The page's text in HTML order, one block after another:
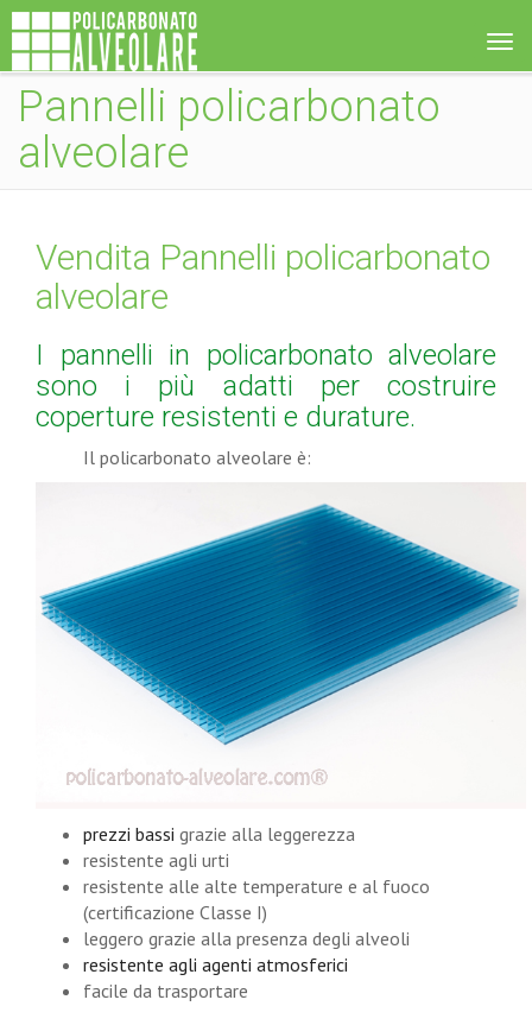
Pannelli policarbonato
alveolare
Vendita Pannelli policarbonato
alveolare
I pannelli in policarbonato alveolare
sono i più adatti per costruire
coperture resistenti e durature.
Il policarbonato alveolare è:
prezzi bassi grazie alla leggerezza
resistente agli urti
resistente alle alte temperature e al fuoco
(certificazione Classe I)
leggero grazie alla presenza degli alveoli
resistente agli agenti atmosferici
facile da trasportare